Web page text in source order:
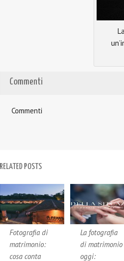
Commenti
Commenti
RELATED POSTS
Fotografia di
matrimonio:
cosa conta
La fotografia
di matrimonio
oggi: